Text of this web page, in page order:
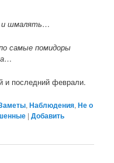
шмалять…
самые помидоры
…
и последний феврали.
,Наблюдения,Не о
|Добавить